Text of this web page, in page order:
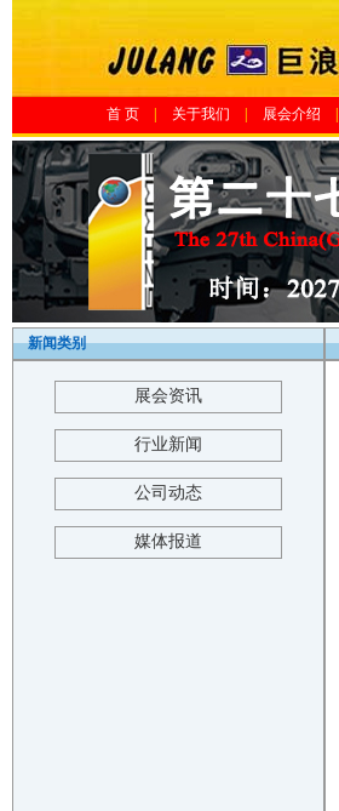
首 页 关于我们 展会介绍
新闻类别
展会资讯
行业新闻
公司动态
媒体报道